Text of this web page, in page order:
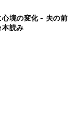
境の変化 - 夫の前
本読み